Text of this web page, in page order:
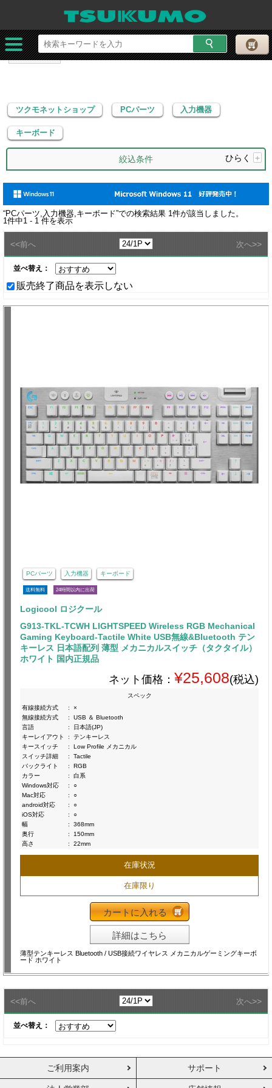
ツクモネットショップ PCパーツ
キーボード
ツクモネットショップ PCパーツ 入力機器
キーボード
絞込条件 ひらく +
“PCパーツ,入力機器,キーボード”での検索結果 1 件が該当しました。
1 件中1 - 1 件を表示
<<前へ 次へ>>
並べ替え：
販売終了商品を表示しない
PCパーツ 入力機器 キーボード
送料無料 24時間以内に出荷
Logicool ロジクール
G913-TKL-TCWH LIGHTSPEED Wireless RGB Mechanical
Gaming Keyboard-Tactile White USB無線&Bluetooth テン
キーレス 日本語配列 薄型 メカニカルスイッチ（タクタイル）
ホワイト 国内正規品
ネット価格： ¥25,608(税込)
スペック
有線接続方式
:
×
無線接続方式
:
USB ＆ Bluetooth
言語
:
日本語(JP)
キーレイアウト
:
テンキーレス
キースイッチ
:
Low Profile メカニカル
スイッチ詳細
:
Tactile
バックライト
:
RGB
カラー
:
白系
Windows対応
:
○
Mac対応
:
○
android対応
:
○
iOS対応
:
○
幅
:
368mm
奥行
:
150mm
高さ
: 22mm
在庫状況
在庫限り
カートに入れる
詳細はこちら
薄型テンキーレス Bluetooth / USB接続ワイヤレス メカニカルゲーミングキーボ
ード ホワイト
<<前へ 次へ>>
並べ替え：
ご利用案内 サポート